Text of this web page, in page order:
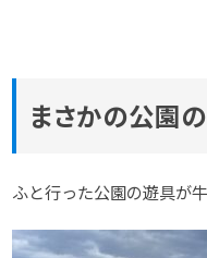
まさかの公園
ふと行った公園の遊具が